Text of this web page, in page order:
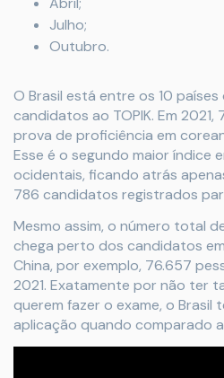
Julho;
Outubro.
O Brasil está entre os 10
candidatos ao TOPIK. Em
prova de proficiência em
Esse é o segundo maior índice
ocidentais, ficando atrás
786 candidatos registrados
Mesmo assim, o número total
chega perto dos candidatos
China, por exemplo, 76.657
2021. Exatamente por não ter
querem fazer o exame, o
aplicação quando comparado